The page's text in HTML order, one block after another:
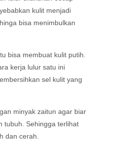
kulit menjadi
bisa menimbulkan
bisa membuat kulit putih.
kerja lulur satu ini
sel kulit yang
minyak zaitun agar biar
tubuh. Sehingga terlihat
dan cerah.